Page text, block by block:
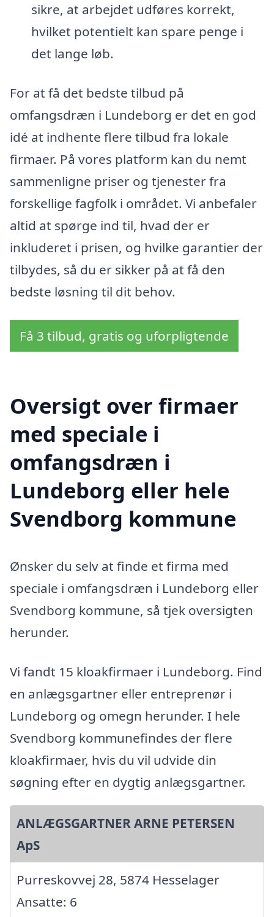
sikre, at arbejdet udføres korrekt,
hvilket potentielt kan spare penge i
det lange løb.
For at få det bedste tilbud på
omfangsdræn i Lundeborg er det en god
idé at indhente flere tilbud fra lokale
firmaer. På vores platform kan du nemt
sammenligne priser og tjenester fra
forskellige fagfolk i området. Vi anbefaler
altid at spørge ind til, hvad der er
inkluderet i prisen, og hvilke garantier der
tilbydes, så du er sikker på at få den
bedste løsning til dit behov.
Få 3 tilbud, gratis og uforpligtende
Oversigt over firmaer
med speciale i
omfangsdræn i
Lundeborg eller hele
Svendborg kommune
Ønsker du selv at finde et firma med
speciale i omfangsdræn i Lundeborg eller
Svendborg kommune, så tjek oversigten
herunder.
Vi fandt 15 kloakfirmaer i Lundeborg. Find
en anlægsgartner eller entreprenør i
Lundeborg og omegn herunder. I hele
Svendborg kommunefindes der flere
kloakfirmaer, hvis du vil udvide din
søgning efter en dygtig anlægsgartner.
ANLÆGSGARTNER ARNE PETERSEN
ApS
Purreskovvej 28, 5874 Hesselager
Ansatte: 6